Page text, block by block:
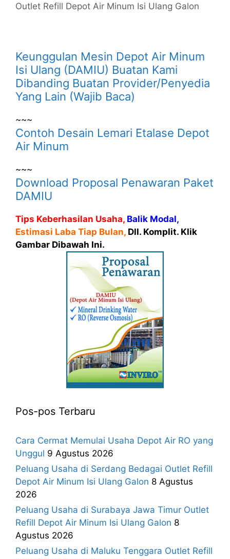
Outlet Refill Depot Air Minum Isi Ulang Galon
Keunggulan Mesin Depot Air Minum
Isi Ulang (DAMIU) Buatan Kami
Dibanding Buatan Provider/Penyedia
Yang Lain (Wajib Baca)
~~~
Contoh Desain Lemari Etalase Depot
Air Minum
~~~
Download Proposal Penawaran Paket
DAMIU
Tips Keberhasilan Usaha, Balik Modal,
Estimasi Laba Tiap Bulan, Dll. Komplit. Klik
Gambar Dibawah Ini.
Pos-pos Terbaru
Cara Cermat Memulai Usaha Depot Air RO yang
Unggul 9 Agustus 2026
Peluang Usaha di Serdang Bedagai Outlet Refill
Depot Air Minum Isi Ulang Galon 8 Agustus
2026
Peluang Usaha di Surabaya Jawa Timur Outlet
Refill Depot Air Minum Isi Ulang Galon 8
Agustus 2026
Peluang Usaha di Maluku Tenggara Outlet Refill